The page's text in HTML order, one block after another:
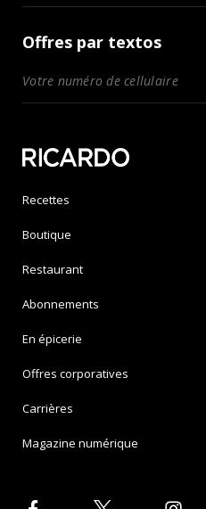
Offres par textos
Recettes
Boutique
Restaurant
Abonnements
En épicerie
Offres corporatives
Carrières
Magazine numérique